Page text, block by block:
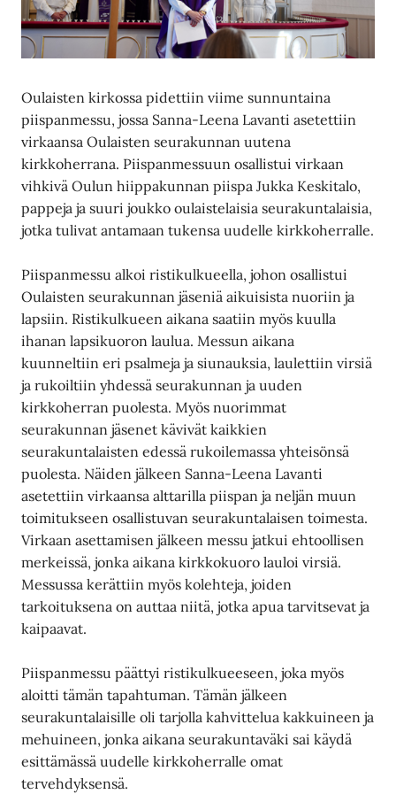
Oulaisten kirkossa pidettiin viime sunnuntaina
piispanmessu, jossa Sanna-Leena Lavanti asetettiin
virkaansa Oulaisten seurakunnan uutena
kirkkoherrana. Piispanmessuun osallistui virkaan
vihkivä Oulun hiippakunnan piispa Jukka Keskitalo,
pappeja ja suuri joukko oulaistelaisia seurakuntalaisia,
jotka tulivat antamaan tukensa uudelle kirkkoherralle.
Piispanmessu alkoi ristikulkueella, johon osallistui
Oulaisten seurakunnan jäseniä aikuisista nuoriin ja
lapsiin. Ristikulkueen aikana saatiin myös kuulla
ihanan lapsikuoron laulua. Messun aikana
kuunneltiin eri psalmeja ja siunauksia, laulettiin virsiä
ja rukoiltiin yhdessä seurakunnan ja uuden
kirkkoherran puolesta. Myös nuorimmat
seurakunnan jäsenet kävivät kaikkien
seurakuntalaisten edessä rukoilemassa yhteisönsä
puolesta. Näiden jälkeen Sanna-Leena Lavanti
asetettiin virkaansa alttarilla piispan ja neljän muun
toimitukseen osallistuvan seurakuntalaisen toimesta.
Virkaan asettamisen jälkeen messu jatkui ehtoollisen
merkeissä, jonka aikana kirkkokuoro lauloi virsiä.
Messussa kerättiin myös kolehteja, joiden
tarkoituksena on auttaa niitä, jotka apua tarvitsevat ja
kaipaavat.
Piispanmessu päättyi ristikulkueeseen, joka myös
aloitti tämän tapahtuman. Tämän jälkeen
seurakuntalaisille oli tarjolla kahvittelua kakkuineen ja
mehuineen, jonka aikana seurakuntaväki sai käydä
esittämässä uudelle kirkkoherralle omat
tervehdyksensä.